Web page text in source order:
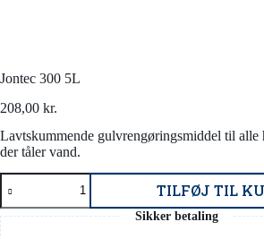
Jontec 300 5L
208,00 kr.
Lavtskummende gulvrengøringsmiddel til alle
der tåler vand.
Jontec
300
5L
antal
TILFØJ TIL
Sikker betaling